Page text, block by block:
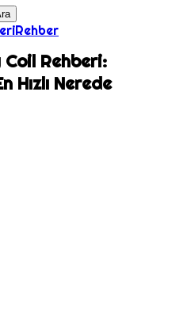
Rehber
Rehberi:
Hızlı Nerede